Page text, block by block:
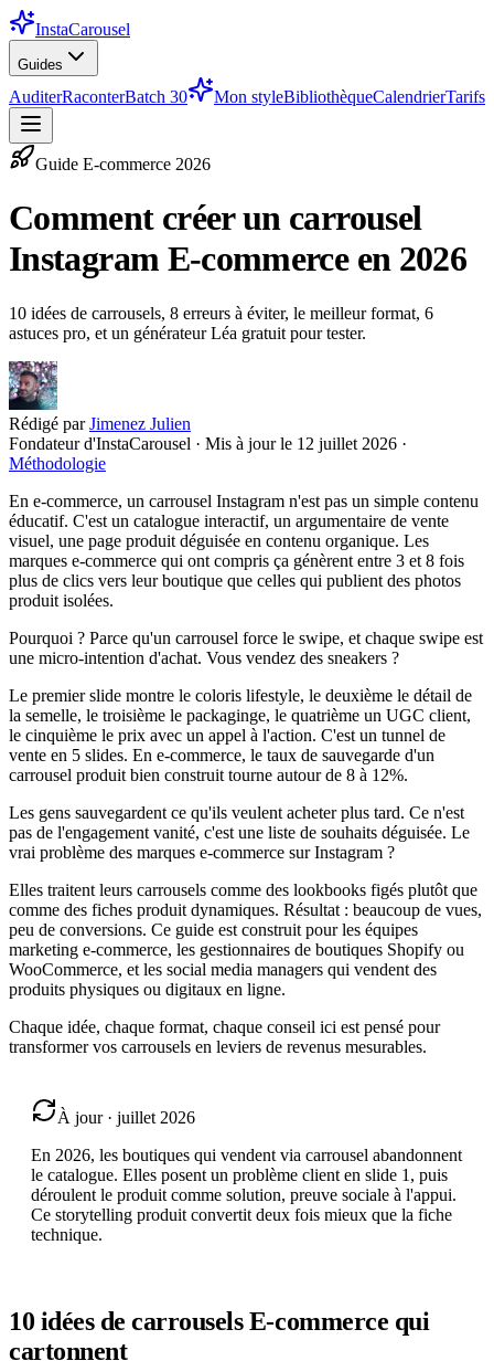
InstaCarousel
Guides
AuditerRaconterBatch 30 Mon styleBibliothèqueCalendrierTarifs
Guide E-commerce 2026
Comment créer un carrousel
Instagram E-commerce en 2026
10 idées de carrousels, 8 erreurs à éviter, le meilleur format, 6
astuces pro, et un générateur Léa gratuit pour tester.
Rédigé par Jimenez Julien
Fondateur d'InstaCarousel · Mis à jour le 12 juillet 2026 ·
Méthodologie
En e-commerce, un carrousel Instagram n'est pas un simple contenu
éducatif. C'est un catalogue interactif, un argumentaire de vente
visuel, une page produit déguisée en contenu organique. Les
marques e-commerce qui ont compris ça génèrent entre 3 et 8 fois
plus de clics vers leur boutique que celles qui publient des photos
produit isolées.
Pourquoi ? Parce qu'un carrousel force le swipe, et chaque swipe est
une micro-intention d'achat. Vous vendez des sneakers ?
Le premier slide montre le coloris lifestyle, le deuxième le détail de
la semelle, le troisième le packaginge, le quatrième un UGC client,
le cinquième le prix avec un appel à l'action. C'est un tunnel de
vente en 5 slides. En e-commerce, le taux de sauvegarde d'un
carrousel produit bien construit tourne autour de 8 à 12%.
Les gens sauvegardent ce qu'ils veulent acheter plus tard. Ce n'est
pas de l'engagement vanité, c'est une liste de souhaits déguisée. Le
vrai problème des marques e-commerce sur Instagram ?
Elles traitent leurs carrousels comme des lookbooks figés plutôt que
comme des fiches produit dynamiques. Résultat : beaucoup de vues,
peu de conversions. Ce guide est construit pour les équipes
marketing e-commerce, les gestionnaires de boutiques Shopify ou
WooCommerce, et les social media managers qui vendent des
produits physiques ou digitaux en ligne.
Chaque idée, chaque format, chaque conseil ici est pensé pour
transformer vos carrousels en leviers de revenus mesurables.
À jour · juillet 2026
En 2026, les boutiques qui vendent via carrousel abandonnent
le catalogue. Elles posent un problème client en slide 1, puis
déroulent le produit comme solution, preuve sociale à l'appui.
Ce storytelling produit convertit deux fois mieux que la fiche
technique.
10 idées de carrouselsE-commerce qui
cartonnent